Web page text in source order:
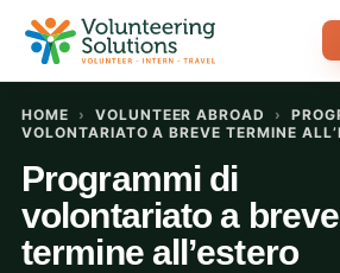
HOME › VOLUNTEER ABROAD ›
VOLONTARIATO A BREVE TERMINE
Programmi di
volontariato a breve
termine all’estero